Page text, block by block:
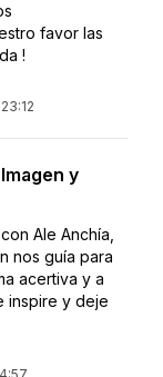
favor las
!
23:12
y
Ale Anchía,
nos guía para
acertiva y a
inspire y deje